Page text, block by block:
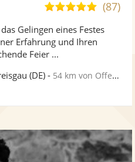
5,0
5
(87)
Gelingen eines Festes
Erfahrung und Ihren
Feier ...
(DE) - 54 km von Offenburg